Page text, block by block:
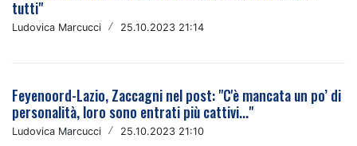
tutti"
Ludovica Marcucci / 25.10.2023 21:14
Feyenoord-Lazio, Zaccagni nel post: "C'è mancata un po’ di
personalità, loro sono entrati più cattivi..."
Ludovica Marcucci / 25.10.2023 21:10